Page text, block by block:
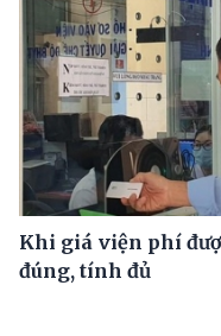
Khi giá viện phí
đúng, tính đủ